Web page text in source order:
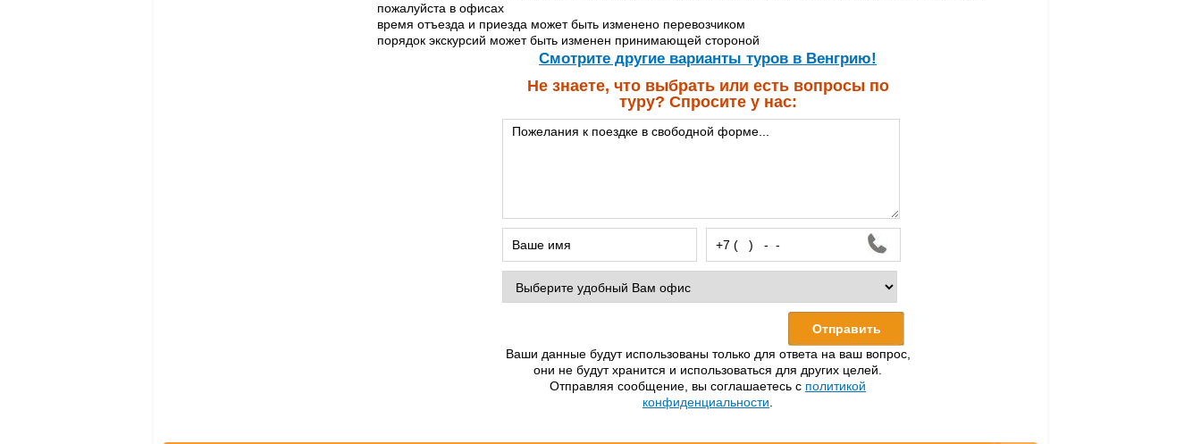
пожалуйста в офисах
время отъезда и приезда может быть изменено перевозчиком
порядок экскурсий может быть изменен принимающей стороной
Cмотрите другие варианты туров в Венгрию!
Не знаете, что выбрать или есть вопросы по
туру? Спросите у нас:
Ваши данные будут использованы только для ответа на ваш вопрос,
они не будут хранится и использоваться для других целей.
Отправляя сообщение, вы соглашаетесь с политикой
конфиденциальности